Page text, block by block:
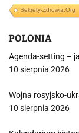
Sekrety-Zdrowia.org
POLONIA
Agenda-setting –
10 sierpnia 2026
Wojna rosyjsko-
10 sierpnia 2026